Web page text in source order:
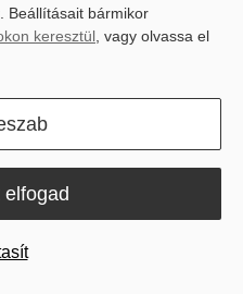
Beállításait bármikor
keresztül , vagy olvassa el
elfogad